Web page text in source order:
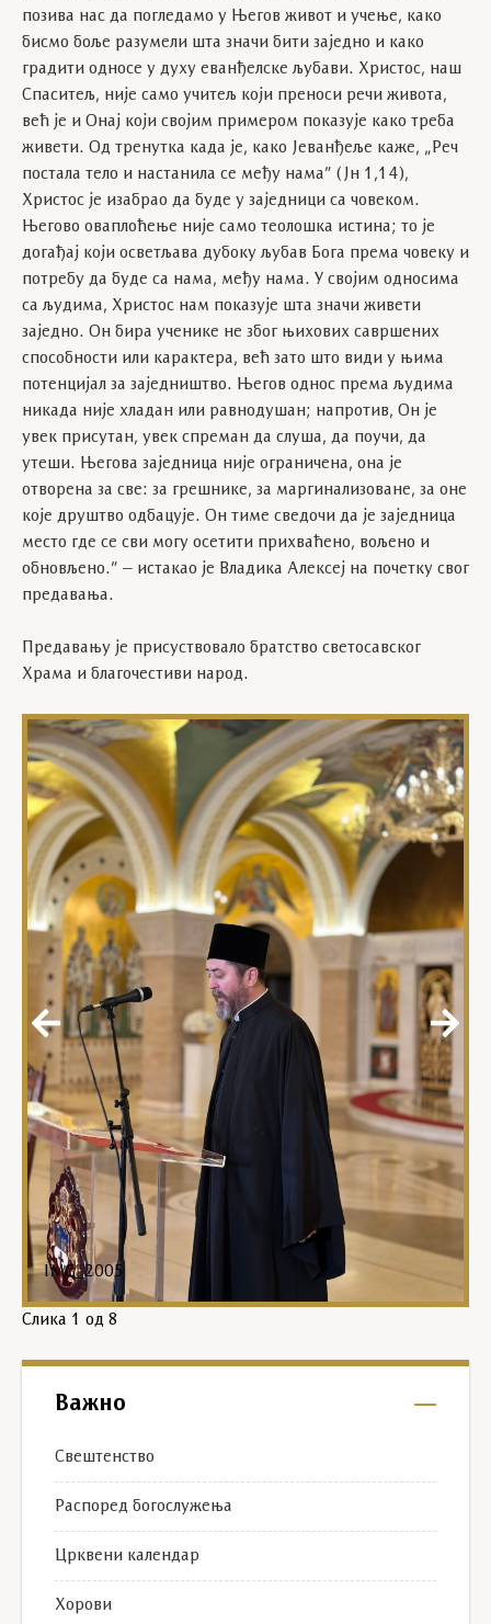
позива нас да погледамо у Његов живот и учење, како
бисмо боље разумели шта значи бити заједно и како
градити односе у духу еванђелске љубави. Христос, наш
Спаситељ, није само учитељ који преноси речи живота,
већ је и Онај који својим примером показује како треба
живети. Од тренутка када је, како Јеванђеље каже, „Реч
постала тело и настанила се међу нама” (Јн 1,14),
Христос је изабрао да буде у заједници са човеком.
Његово оваплоћење није само теолошка истина; то је
догађај који осветљава дубоку љубав Бога према човеку и
потребу да буде са нама, међу нама. У својим односима
са људима, Христос нам показује шта значи живети
заједно. Он бира ученике не због њихових савршених
способности или карактера, већ зато што види у њима
потенцијал за заједништво. Његов однос према људима
никада није хладан или равнодушан; напротив, Он је
увек присутан, увек спреман да слуша, да поучи, да
утеши. Његова заједница није ограничена, она је
отворена за све: за грешнике, за маргинализоване, за оне
које друштво одбацује. Он тиме сведочи да је заједница
место где се сви могу осетити прихваћено, вољено и
обновљено.” – истакао је Владика Алексеј на почетку свог
предавања.
Предавању је присуствовало братство светосавског
Храма и благочестиви народ.
IMG_2005
Слика 1 од 8
Важно
Свештенство
Распоред богослужења
Црквени календар
Хорови